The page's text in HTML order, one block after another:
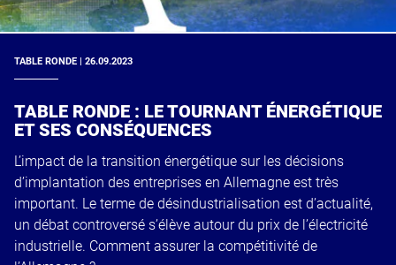
TABLE RONDE | 26.09.2023
TABLE RONDE : LE TOURNANT ÉNERGÉTIQUE
ET SES CONSÉQUENCES
L’impact de la transition énergétique sur les décisions
d’implantation des entreprises en Allemagne est très
important. Le terme de désindustrialisation est d’actualité,
un débat controversé s’élève autour du prix de l’électricité
industrielle. Comment assurer la compétitivité de